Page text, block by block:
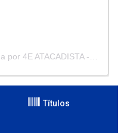
Títulos